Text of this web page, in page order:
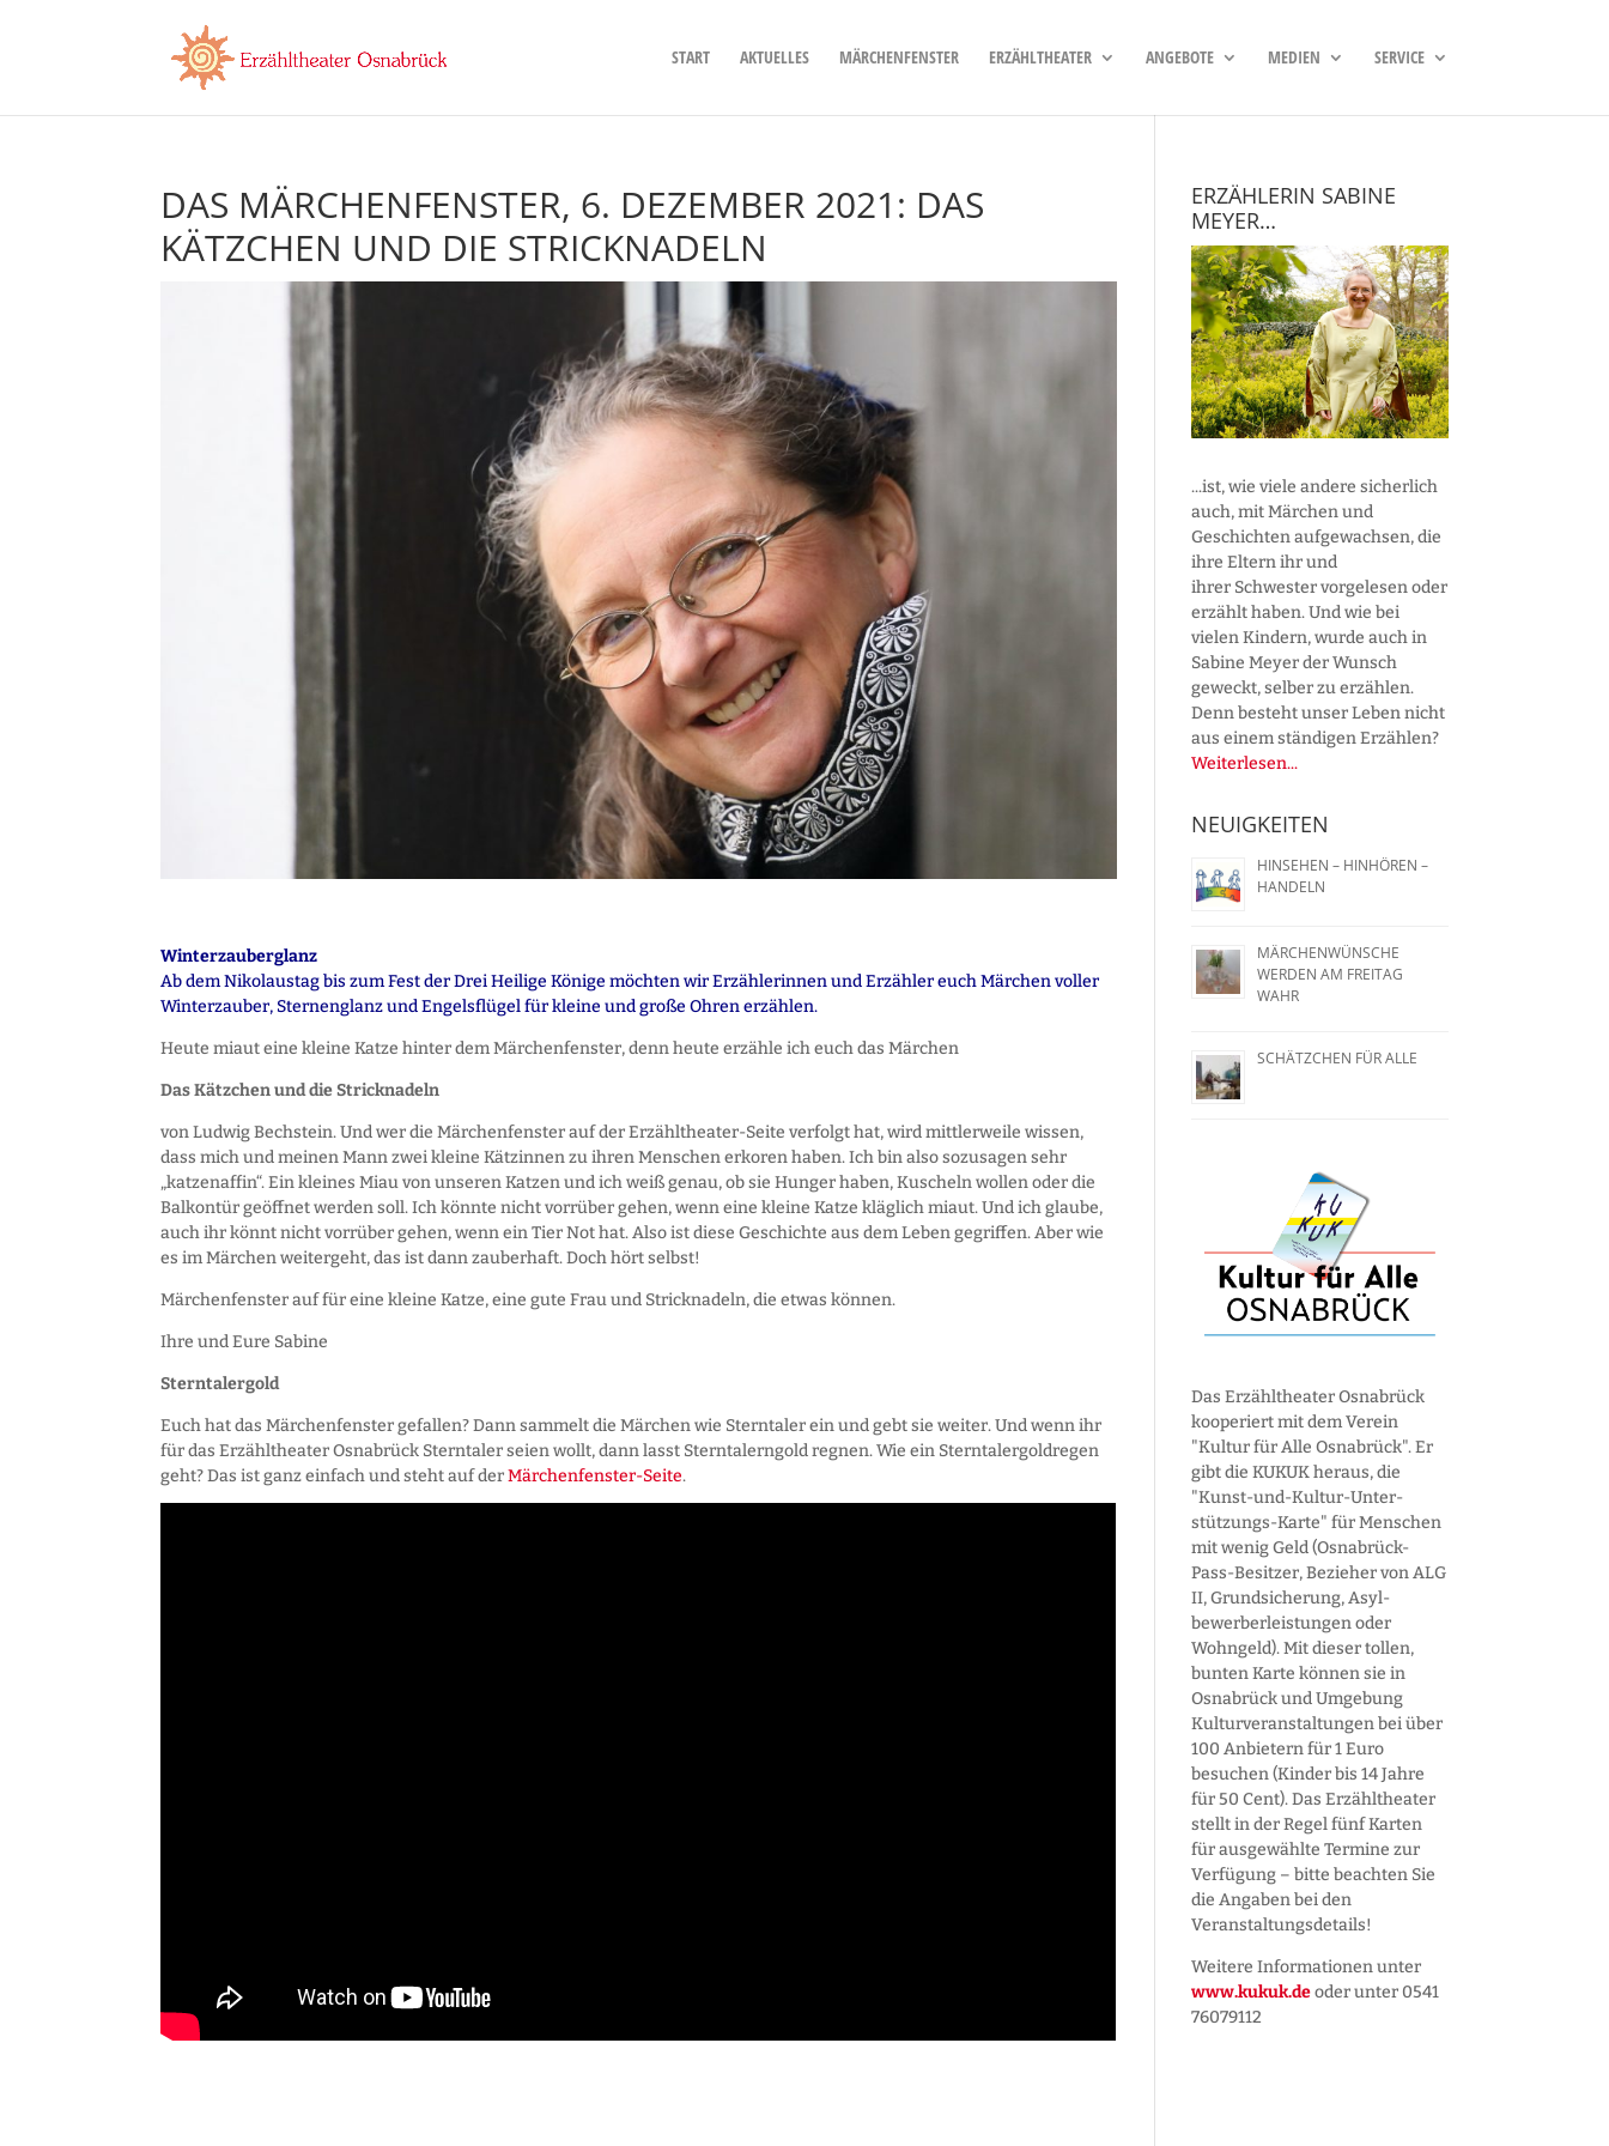
START AKTUELLES MÄRCHENFENSTER ERZÄHLTHEATER ANGEBOTE MEDIEN SERVICE
DAS MÄRCHENFENSTER, 6. DEZEMBER 2021: DAS
KÄTZCHEN UND DIE STRICKNADELN
Winterzauberglanz
Ab dem Nikolaustag bis zum Fest der Drei Heilige Könige möchten wir Erzählerinnen und Erzähler euch Märchen voller
Winterzauber, Sternenglanz und Engelsflügel für kleine und große Ohren erzählen.
Heute miaut eine kleine Katze hinter dem Märchenfenster, denn heute erzähle ich euch das Märchen
Das Kätzchen und die Stricknadeln
von Ludwig Bechstein. Und wer die Märchenfenster auf der Erzähltheater-Seite verfolgt hat, wird mittlerweile wissen,
dass mich und meinen Mann zwei kleine Kätzinnen zu ihren Menschen erkoren haben. Ich bin also sozusagen sehr
„katzenaffin“. Ein kleines Miau von unseren Katzen und ich weiß genau, ob sie Hunger haben, Kuscheln wollen oder die
Balkontür geöffnet werden soll. Ich könnte nicht vorrüber gehen, wenn eine kleine Katze kläglich miaut. Und ich glaube,
auch ihr könnt nicht vorrüber gehen, wenn ein Tier Not hat. Also ist diese Geschichte aus dem Leben gegriffen. Aber wie
es im Märchen weitergeht, das ist dann zauberhaft. Doch hört selbst!
Märchenfenster auf für eine kleine Katze, eine gute Frau und Stricknadeln, die etwas können.
Ihre und Eure Sabine
Sterntalergold
Euch hat das Märchenfenster gefallen? Dann sammelt die Märchen wie Sterntaler ein und gebt sie weiter. Und wenn ihr
für das Erzähltheater Osnabrück Sterntaler seien wollt, dann lasst Sterntalerngold regnen. Wie ein Sterntalergoldregen
geht? Das ist ganz einfach und steht auf derMärchenfenster-Seite.
ERZÄHLERIN SABINE
MEYER…
...ist, wie viele andere sicherlich
auch, mit Märchen und
Geschichten aufgewachsen, die
ihre Eltern ihr und
ihrer Schwester vorgelesen oder
erzählt haben. Und wie bei
vielen Kindern, wurde auch in
Sabine Meyer der Wunsch
geweckt, selber zu erzählen.
Denn besteht unser Leben nicht
aus einem ständigen Erzählen?
Weiterlesen...
NEUIGKEITEN
HINSEHEN – HINHÖREN –
HANDELN
MÄRCHENWÜNSCHE
WERDEN AM FREITAG
WAHR
SCHÄTZCHEN FÜR ALLE
Das Erzähltheater Osnabrück
kooperiert mit dem Verein
"Kultur für Alle Osnabrück". Er
gibt die KUKUK heraus, die
"Kunst-und-Kultur-Unter­
stützungs-Karte" für Menschen
mit wenig Geld (Osnabrück-
Pass-Besitzer, Bezieher von ALG
II, Grund­sicherung, Asyl­
bewerber­leistungen oder
Wohngeld). Mit dieser tollen,
bunten Karte können sie in
Osnabrück und Umgebung
Kultur­veranstaltungen bei über
100 Anbietern für 1 Euro
besuchen (Kinder bis 14 Jahre
für 50 Cent). Das Erzähltheater
stellt in der Regel fünf Karten
für ausgewählte Termine zur
Verfügung – bitte beachten Sie
die Angaben bei den
Veranstaltungs­details!
Weitere Informationen unter
www.kukuk.deoder unter 0541
76079112